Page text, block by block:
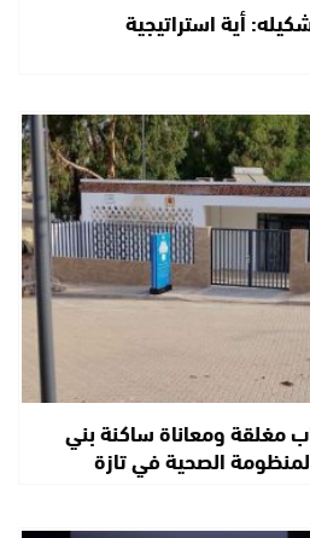
أية استراتيجية
مغلقة ومعاناة ساكنة بني
الصحية في تازة